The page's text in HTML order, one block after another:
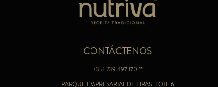
CONTÁCTENOS
+351 239 497 170 **
PARQUE EMPRESARIAL DE EIRAS, LOTE 6